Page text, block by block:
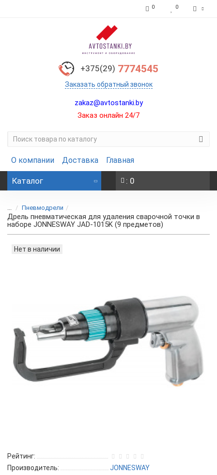
0 0
+375(29) 7774545
Заказать обратный звонок
zakaz@avtostanki.by
Заказ онлайн 24/7
О компании Доставка Главная
Каталог : 0
... Пневмодрели
Дрель пневматическая для удаления сварочной точки в
наборе JONNESWAY JAD-1015K (9 предметов)
Нет в наличии
Рейтинг:
Производитель:
JONNESWAY